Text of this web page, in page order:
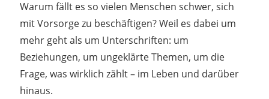
Warum fällt es so vielen Menschen schwer, sich
mit Vorsorge zu beschäftigen? Weil es dabei um
mehr geht als um Unterschriften: um
Beziehungen, um ungeklärte Themen, um die
Frage, was wirklich zählt – im Leben und darüber
hinaus.